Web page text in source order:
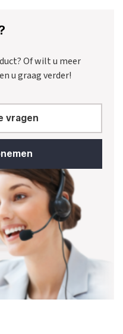
Of wilt u meer
u graag verder!
vragen